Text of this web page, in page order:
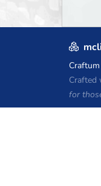
Craftum
Crafted
for